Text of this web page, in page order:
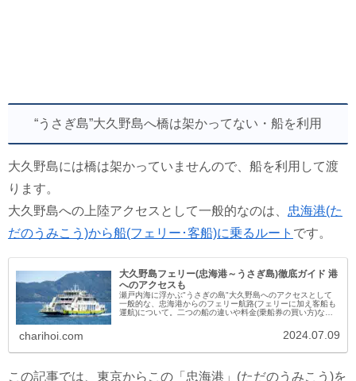
“うさぎ島”大久野島へ橋は架かってない・船を利用
大久野島には橋は架かっていませんので、船を利用して渡
ります。
大久野島への上陸アクセスとして一般的なのは、 忠海港(た
だのうみこう)から船(フェリー･客船)に乗るルート です。
大久野島フェリー(忠海港～うさぎ島)徹底ガイド 港
へのアクセスも
瀬戸内海に浮かぶ"うさぎの島"大久野島へのアクセスとして
一般的な、忠海港からのフェリー航路(フェリーに加え客船も
運航)について。二つの船の違いや料金(乗船券の買い方)など
charihoi.com 2024.07.09
この記事では、東京からこの「忠海港」(ただのうみこう)を